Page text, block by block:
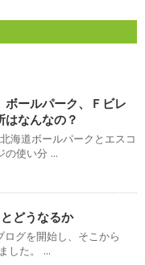
ボールパーク、Ｆビレ
はなんなの？
海道ボールパークとエスコ
の使い分 ...
どうなるか
グを開始し、そこから
した。 ...